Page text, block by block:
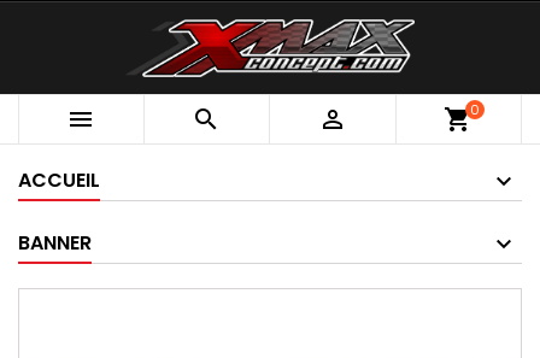
   shopping_cart0
ACCUEIL
BANNER